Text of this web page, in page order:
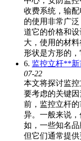
收费系统，输
的使用非常广
道它的价格和
大，使用的材
形状是方形的
6. 监控立杆**新
07-22
本文将探讨监
要考虑的关键
前，监控立杆
异。一般来说
如，一些知名
但它们通常提